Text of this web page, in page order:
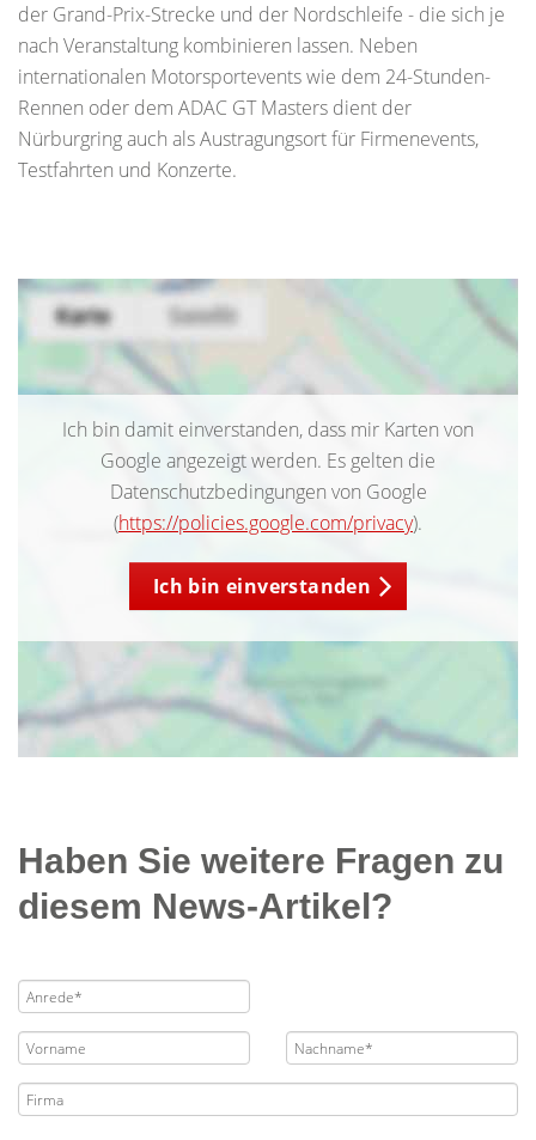
der Grand-Prix-Strecke und der Nordschleife - die sich je
nach Veranstaltung kombinieren lassen. Neben
internationalen Motorsportevents wie dem 24-Stunden-
Rennen oder dem ADAC GT Masters dient der
Nürburgring auch als Austragungsort für Firmenevents,
Testfahrten und Konzerte.
Ich bin damit einverstanden, dass mir Karten von
Google angezeigt werden. Es gelten die
Datenschutzbedingungen von Google
(https://policies.google.com/privacy).
Ich bin einverstanden
Haben Sie weitere Fragen zu
diesem News-Artikel?